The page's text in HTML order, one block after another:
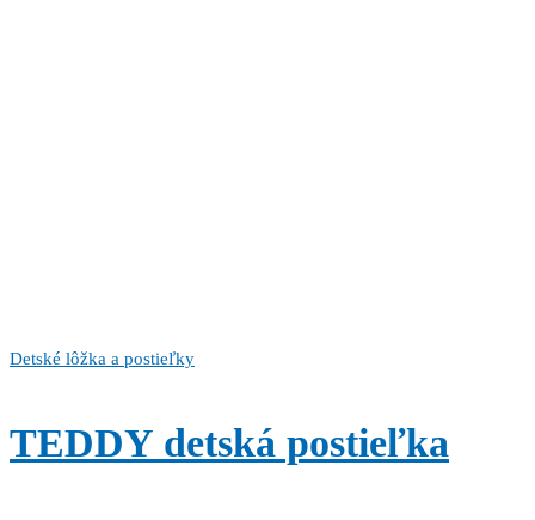
Detské lôžka a postieľky
TEDDY detská postieľka